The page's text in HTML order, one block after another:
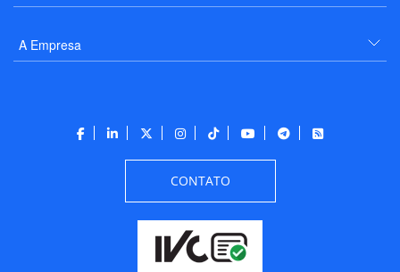
A Empresa
CONTATO